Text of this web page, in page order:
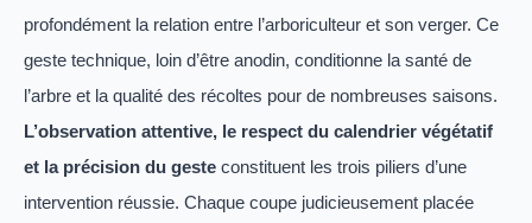
profondément la relation entre l’arboriculteur et son verger. Ce
geste technique, loin d’être anodin, conditionne la santé de
l’arbre et la qualité des récoltes pour de nombreuses saisons.
L’observation attentive, le respect du calendrier végétatif
et la précision du geste constituent les trois piliers d’une
intervention réussie. Chaque coupe judicieusement placée